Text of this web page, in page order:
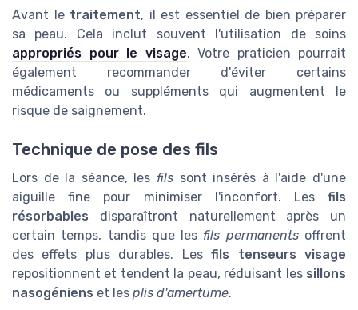
Avant le traitement, il est essentiel de bien préparer
sa peau. Cela inclut souvent l'utilisation de soins
appropriés pour le visage. Votre praticien pourrait
également recommander d'éviter certains
médicaments ou suppléments qui augmentent le
risque de saignement.
Technique de pose des fils
Lors de la séance, les fils sont insérés à l'aide d'une
aiguille fine pour minimiser l'inconfort. Les fils
résorbables disparaîtront naturellement après un
certain temps, tandis que les fils permanentsoffrent
des effets plus durables. Lesfils tenseurs visage
repositionnent et tendent la peau, réduisant les sillons
nasogéniens et les plis d'amertume.